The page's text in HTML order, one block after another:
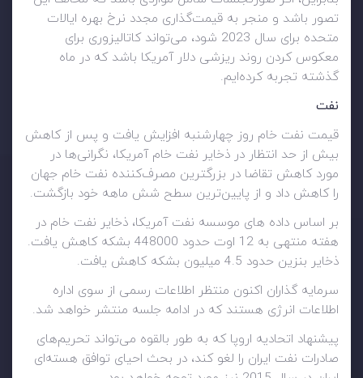
تصور باشد و منجر به قیمت‌گذاری مجدد نرخ بهره ایالات
متحده برای سال 2023 شود، می‌تواند کاتالیزوری برای
معکوس کردن روند ریزشی دلار آمریکا باشد که در ماه
گذشته تجربه کرده‌ایم.
نفت
قیمت نفت خام روز چهارشنبه افزایش یافت و پس از کاهش
بیش از حد انتظار در ذخایر نفت خام آمریکا، نگرانی‌ها در
مورد کاهش تقاضا در بزرگترین مصرف‌کننده نفت خام جهان
را کاهش داد و از پایین‌ترین سطح شش ماهه خود بازگشت.
بر اساس داده های موسسه نفت آمریکا، ذخایر نفت خام در
هفته منتهی به 12 اوت حدود 448000 بشکه کاهش یافت.
ذخایر بنزین حدود 4.5 میلیون بشکه کاهش یافت.
سرمایه گذاران اکنون منتظر اطلاعات رسمی از سوی اداره
اطلاعات انرژی هستند که در ادامه جلسه منتشر خواهد شد.
پیشنهاد اتحادیه اروپا که به طور بالقوه می‌تواند تحریم‌های
صادرات نفت ایران را لغو کند، در بحث احیای توافق هسته‌ای